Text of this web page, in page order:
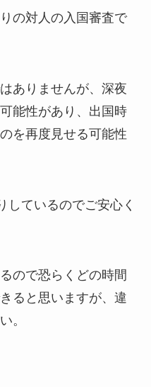
の対人の入国審査で
ありませんが、深夜
能性があり、出国時
を再度見せる可能性
しているのでご安心く
ので恐らくどの時間
ると思いますが、違
。